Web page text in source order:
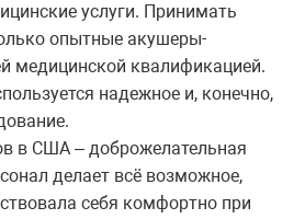
услуги. Принимать
опытные акушеры-
медицинской квалификацией.
надежное и, конечно,
в США – доброжелательная
делает всё возможное,
себя комфортно при